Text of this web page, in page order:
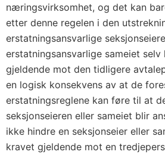
næringsvirksomhet, og det kan
etter denne regelen i den
erstatningsansvarlige
erstatningsansvarlige sameiet
gjeldende mot den tidligere
en logisk konsekvens av at de
erstatningsreglene kan føre til at
seksjonseieren eller sameiet blir
ikke hindre en seksjonseier eller
kravet gjeldende mot en